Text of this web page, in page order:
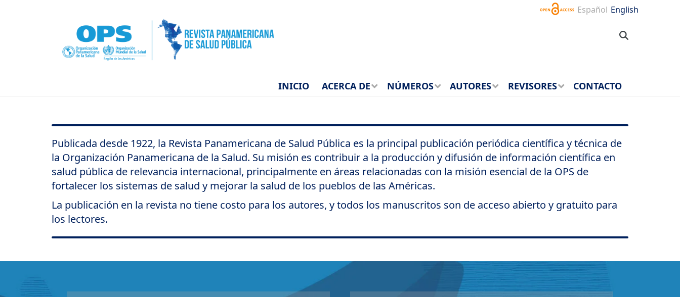
Español English
INICIO ACERCA DE NÚMEROS AUTORES REVISORES CONTACTO
Publicada desde 1922, la Revista Panamericana de Salud Pública es la principal publicación periódica científica y técnica de
la Organización Panamericana de la Salud. Su misión es contribuir a la producción y difusión de información científica en
salud pública de relevancia internacional, principalmente en áreas relacionadas con la misión esencial de la OPS de
fortalecer los sistemas de salud y mejorar la salud de los pueblos de las Américas.
La publicación en la revista no tiene costo para los autores, y todos los manuscritos son de acceso abierto y gratuito para
los lectores.